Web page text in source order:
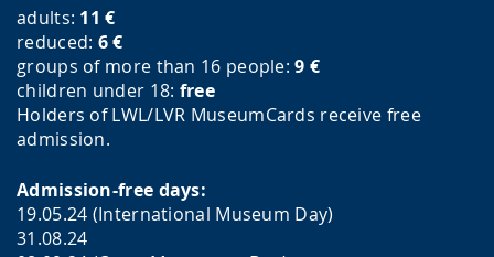
adults: 11 €
reduced: 6€
groups of more than 16 people:9 €
children under 18: free
Holders of LWL/LVR MuseumCards receive free
admission.
Admission-free days:
19.05.24 (International Museum Day)
31.08.24